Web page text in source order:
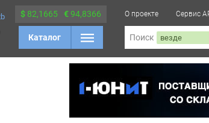
$ 82,1665 €94,8366
Каталог
О проекте Сервис
Поиск